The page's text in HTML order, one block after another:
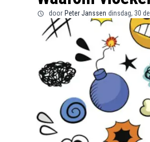
door Peter Janssen dinsdag, 30